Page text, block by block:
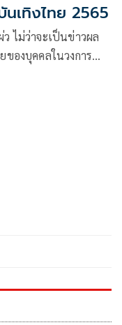
นเทิงไทย 2565
ไม่ว่าจะเป็นข่าวผล
ของบุคคลในวงการ